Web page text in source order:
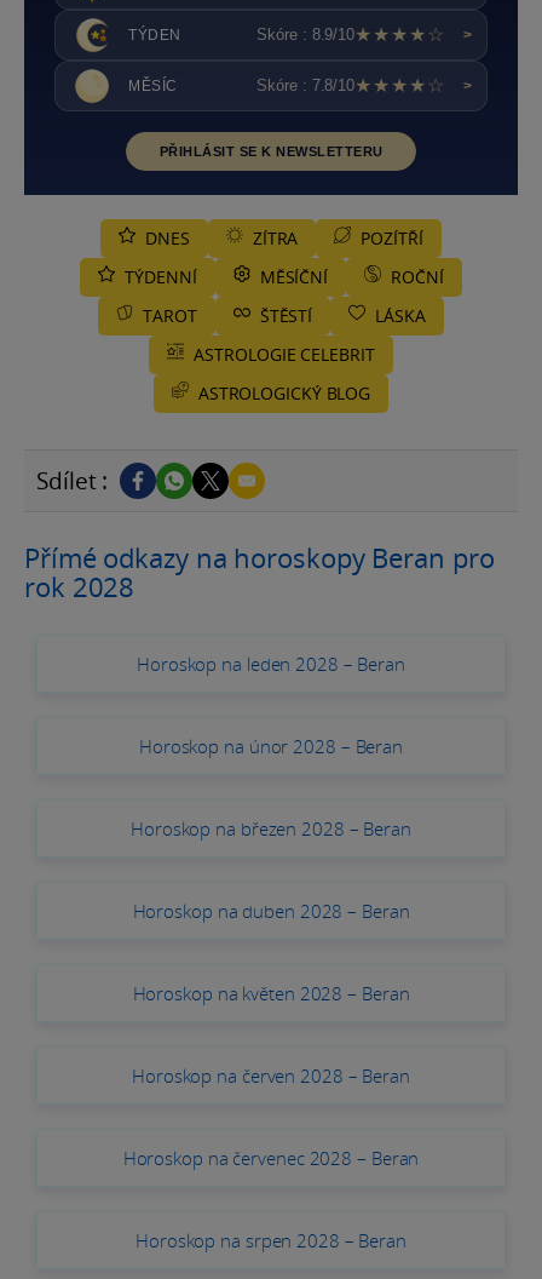
TÝDEN Skóre : 8.9/10★★★★☆ >
MĚSÍC Skóre : 7.8/10★★★★☆ >
PŘIHLÁSIT SE K NEWSLETTERU
DNES ZÍTRA
POZÍTŘÍ
TÝDENNÍ
MĚSÍČNÍ
ROČNÍ
TAROT
ŠTĚSTÍ
LÁSKA
ASTROLOGIE CELEBRIT
ASTROLOGICKÝ BLOG
Sdílet :
Přímé odkazy na horoskopy Beran pro
rok 2028
Horoskop na leden 2028 – Beran
Horoskop na únor 2028 – Beran
Horoskop na březen 2028 – Beran
Horoskop na duben 2028 – Beran
Horoskop na květen 2028 – Beran
Horoskop na červen 2028 – Beran
Horoskop na červenec 2028 – Beran
Horoskop na srpen 2028 – Beran